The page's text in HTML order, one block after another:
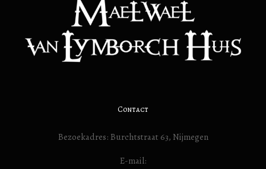
Contact
Bezoekadres: Burchtstraat 63, Nijmegen
E-mail: